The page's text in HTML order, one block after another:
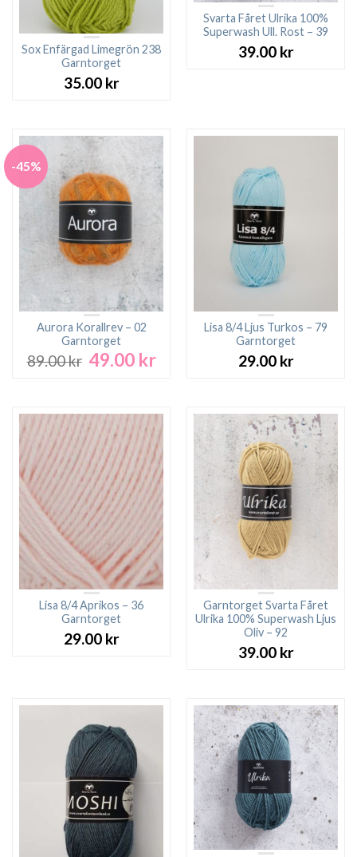
Sox Enfärgad Limegrön 238
Garntorget
35.00 kr
Svarta Fåret Ulrika 100%
Superwash Ull. Rost – 39
39.00 kr
-45%
Aurora Korallrev – 02
Garntorget
89.00kr Det
89.00 kr.
49.00 krDet
49.00 kr.
Lisa 8/4 Ljus Turkos – 79
Garntorget
29.00 kr
Lisa 8/4 Aprikos – 36
Garntorget
29.00 kr
Garntorget Svarta Fåret
Ulrika 100% Superwash Ljus
Oliv – 92
39.00 kr